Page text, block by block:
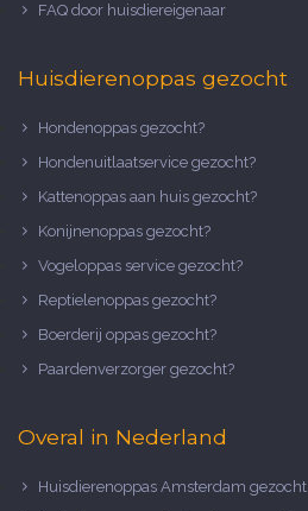
FAQ door huisdiereigenaar
Huisdierenoppas gezocht
Hondenoppas gezocht?
Hondenuitlaatservice gezocht?
Kattenoppas aan huis gezocht?
Konijnenoppas gezocht?
Vogeloppas service gezocht?
Reptielenoppas gezocht?
Boerderij oppas gezocht?
Paardenverzorger gezocht?
Overal in Nederland
Huisdierenoppas Amsterdam gezocht